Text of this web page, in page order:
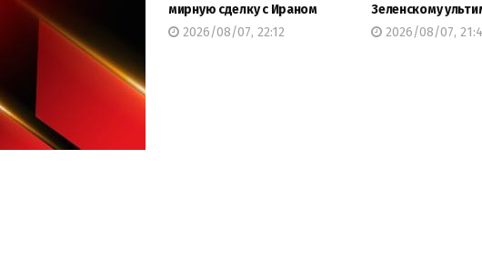
мирную сделку с Ираном
2026/08/07, 22:12
Зеленскому
2026/08/07,